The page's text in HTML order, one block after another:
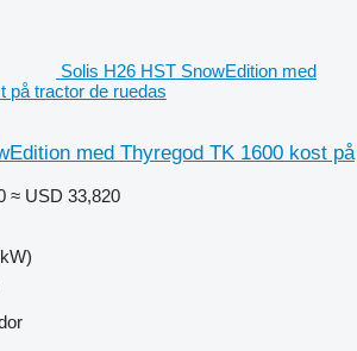
Solis H26 HST SnowEdition med
på tractor de ruedas
med Thyregod TK 1600 kost på
≈ USD 33,820